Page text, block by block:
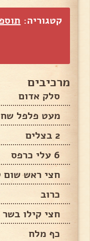
קטגוריה:
מרכיבים
סלק אדום
מעט פלפל
2 בצלים
6 עלי כרפס
חצי ראש שום
כרוב
חצי קילו בשר
כף מלח